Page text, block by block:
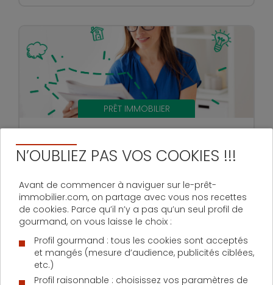
PRÊT IMMOBILIER
mardi 18 novembre 2014
Immobilier : les tarifs des notaires
Si les notaires sont des acteurs majeurs du
monde de l’immobilier, leur rémunération (et
notamment son mode de calcul) fait depuis
plusieurs semaines maintenant l’objet de vifs
N’OUBLIEZ PAS VOS COOKIES !!!
Avant de commencer à naviguer sur le-prêt-
immobilier.com, on partage avec vous nos recettes
de cookies. Parce qu’il n’y a pas qu’un seul profil de
gourmand, on vous laisse le choix :
Profil gourmand : tous les cookies sont acceptés
et mangés (mesure d’audience, publicités ciblées,
etc.)
Profil raisonnable : choisissez vos paramètres de